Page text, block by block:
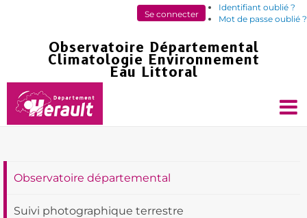
Identifiant oublié ?
Mot de passe oublié ?
Observatoire départemental
Suivi photographique terrestre